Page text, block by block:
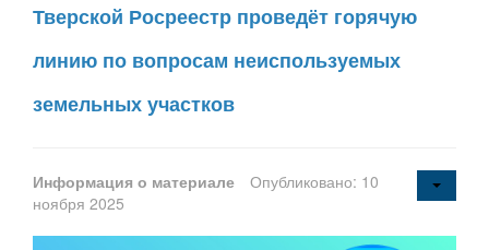
Тверской Росреестр проведёт горячую
линию по вопросам неиспользуемых
земельных участков
Информация о материале
Опубликовано: 10
ноября 2025